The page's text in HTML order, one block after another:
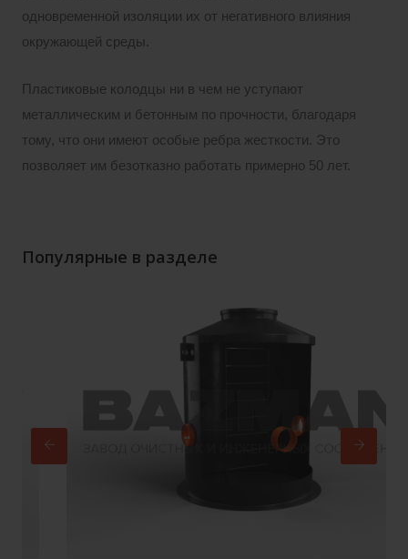
одновременной изоляции их от негативного влияния
окружающей среды.
Пластиковые колодцы ни в чем не уступают
металлическим и бетонным по прочности, благодаря
тому, что они имеют особые ребра жесткости. Это
позволяет им безотказно работать примерно 50 лет.
Популярные в разделе